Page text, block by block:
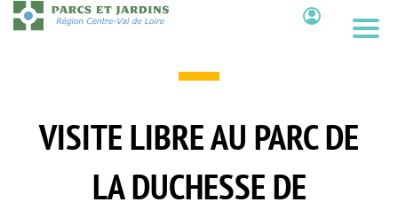
Aller
au
VISITE LIBRE AU PARC DE
LA DUCHESSE DE